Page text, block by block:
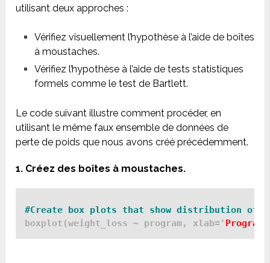
utilisant deux approches :
Vérifiez visuellement l’hypothèse à l’aide de boîtes
à moustaches.
Vérifiez l’hypothèse à l’aide de tests statistiques
formels comme le test de Bartlett.
Le code suivant illustre comment procéder, en
utilisant le même faux ensemble de données de
perte de poids que nous avons créé précédemment.
1. Créez des boîtes à moustaches.
#Create box plots that show distribution of
boxplot(weight_loss ~ program, xlab=' Program